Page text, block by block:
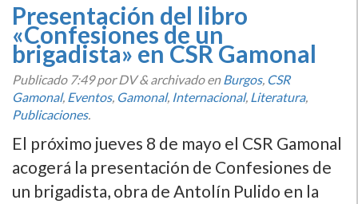
Presentación del libro
«Confesiones de un
brigadista» en CSR Gamonal
Publicado 7:49por DV&archivado enBurgos, CSR
Gamonal, Eventos, Gamonal, Internacional, Literatura,
Publicaciones.
El próximo jueves 8 de mayo el CSR Gamonal
acogerá la presentación de Confesiones de
un brigadista, obra de Antolín Pulido en la